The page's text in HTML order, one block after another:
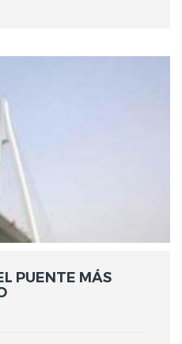
PUENTE MÁS